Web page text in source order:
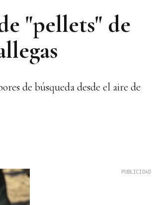
"pellets" de
de búsqueda desde el aire de